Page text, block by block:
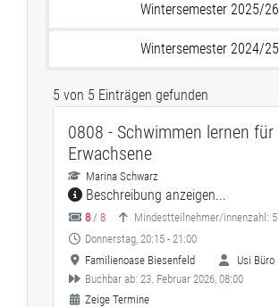
Wintersemester 2025/26
Wintersemester 2024/25
5 von 5 Einträgen gefunden
0808 - Schwimmen lernen für
Erwachsene
Marina Schwarz
Beschreibung anzeigen...
8 / 8
Mindestteilnehmer/innenzahl: 5
Donnerstag, 20:15 - 21:00
Familienoase Biesenfeld
Usi Büro
Buchbar ab: 23. Februar 2026, 08:00
Zeige Termine